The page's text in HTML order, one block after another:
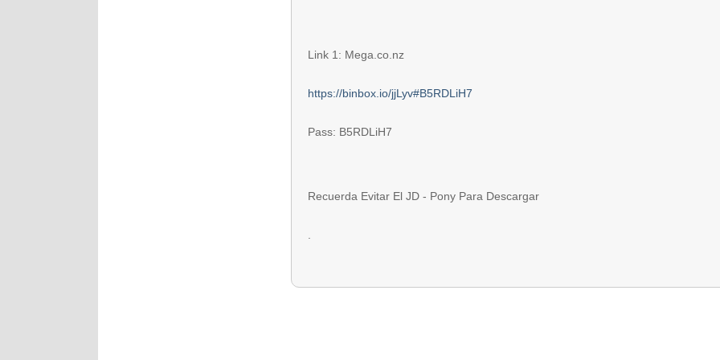
Link 1: Mega.co.nz
https://binbox.io/jjLyv#B5RDLiH7
Pass: B5RDLiH7
Recuerda Evitar El JD - Pony Para Descargar